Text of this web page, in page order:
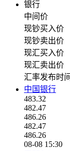
银行
中间价
现钞买入价
现钞卖出价
现汇买入价
现汇卖出价
汇率发布时间
中国银行
483.32
482.47
486.26
482.47
486.26
08-08 15:30